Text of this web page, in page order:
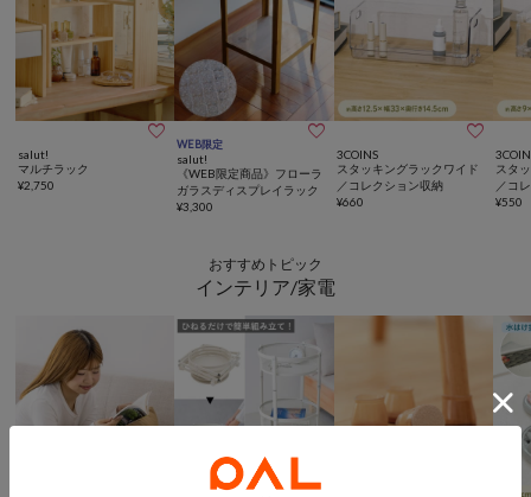

salut!
マルチラック
¥2,750
WEB限定 
salut!
《WEB限定商品》フローラ
ガラスディスプレイラック
¥3,300

3COINS
スタッキングラックワイド
／コレクション収納
¥660
スタ
／コ
¥550
おすすめトピック
インテリア/家電